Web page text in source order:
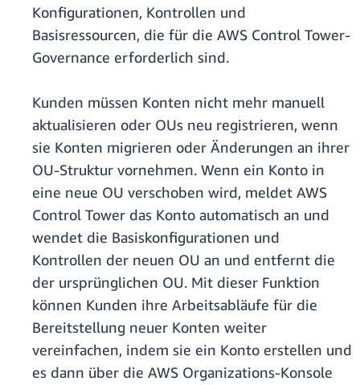
Konfigurationen, Kontrollen und
Basisressourcen, die für die AWS Control Tower-
Governance erforderlich sind.
Kunden müssen Konten nicht mehr manuell
aktualisieren oder OUs neu registrieren, wenn
sie Konten migrieren oder Änderungen an ihrer
OU-Struktur vornehmen. Wenn ein Konto in
eine neue OU verschoben wird, meldet AWS
Control Tower das Konto automatisch an und
wendet die Basiskonfigurationen und
Kontrollen der neuen OU an und entfernt die
der ursprünglichen OU. Mit dieser Funktion
können Kunden ihre Arbeitsabläufe für die
Bereitstellung neuer Konten weiter
vereinfachen, indem sie ein Konto erstellen und
es dann über die AWS Organizations-Konsole